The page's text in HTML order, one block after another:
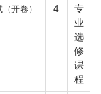
开卷） 4
专
业
选
修
课
程